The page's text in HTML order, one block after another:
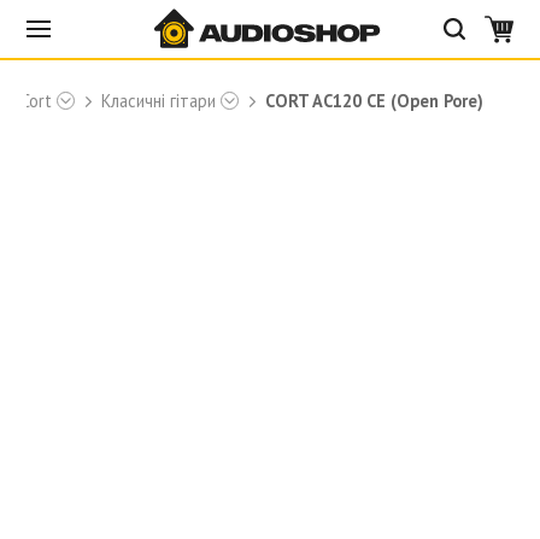
Cort Класичні гітари CORT AC120 CE (Open Pore)